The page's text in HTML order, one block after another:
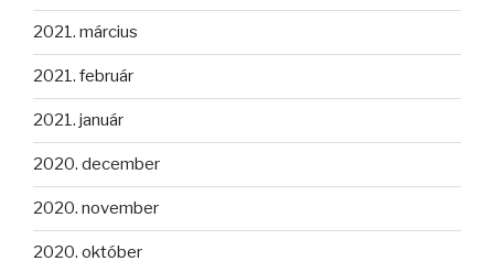
2021. március
2021. február
2021. január
2020. december
2020. november
2020. október